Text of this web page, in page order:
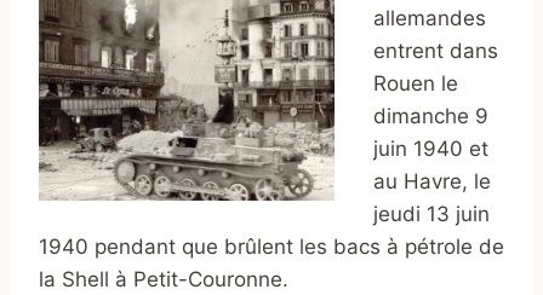
allemandes
entrent dans
Rouen le
dimanche 9
juin 1940 et
au Havre, le
jeudi 13 juin
1940 pendant que brûlent les bacs à pétrole de
la Shell à Petit-Couronne.